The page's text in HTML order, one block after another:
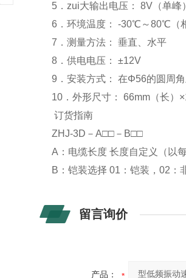
5．zui大输出电压： 8V（单峰
6．环境温度： -30℃～80℃（
7．测量方法： 垂直、水平
8．供电电压： ±12V
9．安装方式： 在Φ56的圆周
10．外形尺寸： 66mm（长）
订货指南
ZHJ-3D－A□□－B□□
A：电缆长度 长度自定义（以
B：铠装选择 01：铠装，02：
留言询价
产品：